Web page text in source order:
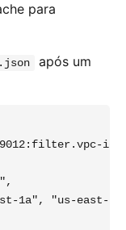
para
após um
1a", "us-east-